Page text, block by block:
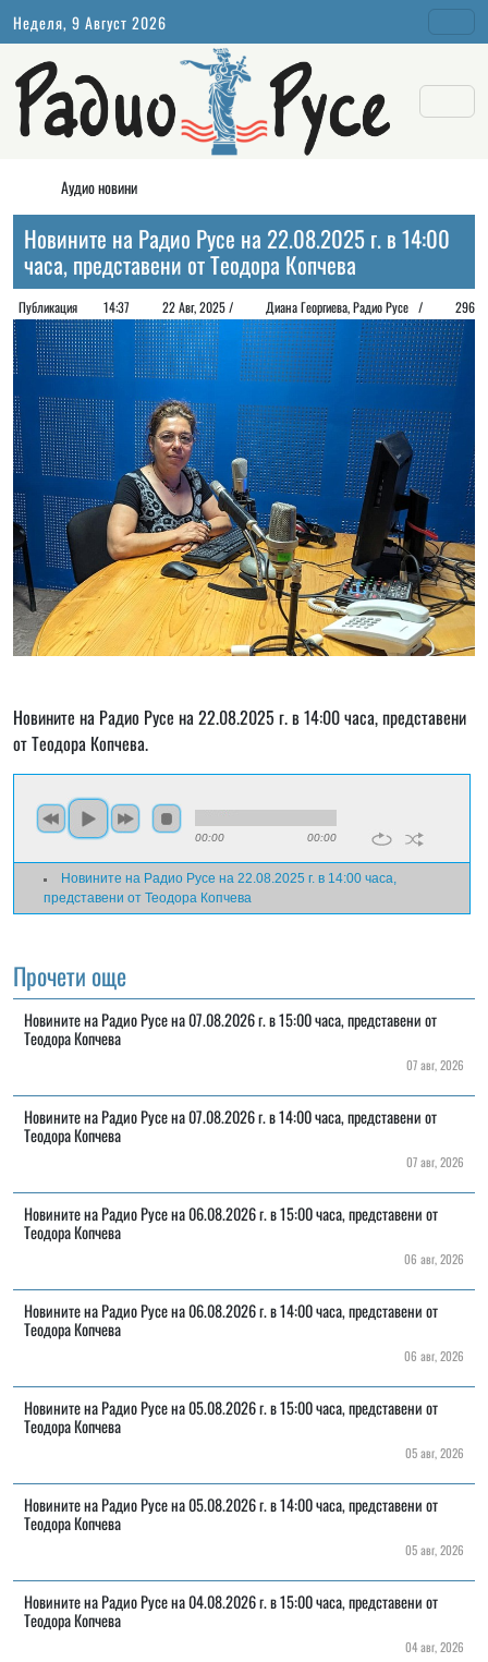
Неделя, 9 Август 2026
Аудио новини
Новините на Радио Русе на 22.08.2025 г. в 14:00
часа, представени от Теодора Копчева
Публикация 14:37 22 Авг, 2025 / Диана Георгиeва, Радио Русе / 296
Новините на Радио Русе на 22.08.2025 г. в 14:00 часа, представени
от Теодора Копчева.
00:00 00:00
Новините на Радио Русе на 22.08.2025 г. в 14:00 часа,
представени от Теодора Копчева
Прочети още
Новините на Радио Русе на 07.08.2026 г. в 15:00 часа, представени от
Теодора Копчева
07 авг, 2026
Новините на Радио Русе на 07.08.2026 г. в 14:00 часа, представени от
Теодора Копчева
07 авг, 2026
Новините на Радио Русе на 06.08.2026 г. в 15:00 часа, представени от
Теодора Копчева
06 авг, 2026
Новините на Радио Русе на 06.08.2026 г. в 14:00 часа, представени от
Теодора Копчева
06 авг, 2026
Новините на Радио Русе на 05.08.2026 г. в 15:00 часа, представени от
Теодора Копчева
05 авг, 2026
Новините на Радио Русе на 05.08.2026 г. в 14:00 часа, представени от
Теодора Копчева
05 авг, 2026
Новините на Радио Русе на 04.08.2026 г. в 15:00 часа, представени от
Теодора Копчева
04 авг, 2026